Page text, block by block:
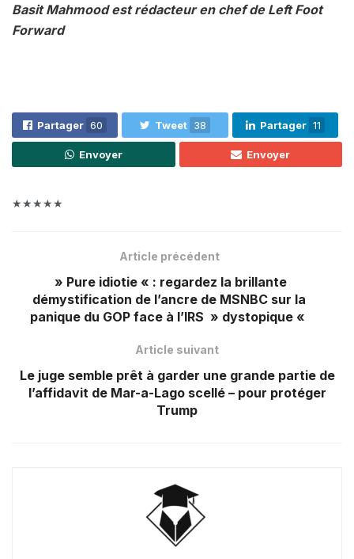
Basit Mahmood est rédacteur en chef de Left Foot
Forward
Partager 60 Tweet 38 Partager 11
Envoyer Envoyer
★★★★★
Article précédent
» Pure idiotie « : regardez la brillante
démystification de l’ancre de MSNBC sur la
panique du GOP face à l’IRS » dystopique «
Article suivant
Le juge semble prêt à garder une grande partie de
l’affidavit de Mar-a-Lago scellé – pour protéger
Trump